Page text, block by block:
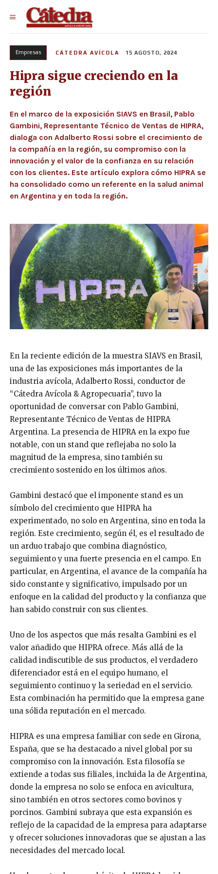
Empresas CÁTEDRA AVÍCOLA 15 AGOSTO, 2024
Hipra sigue creciendo en la
región
En el marco de la exposición SIAVS en Brasil, Pablo
Gambini, Representante Técnico de Ventas de HIPRA,
dialoga con Adalberto Rossi sobre el crecimiento de
la compañía en la región, su compromiso con la
innovación y el valor de la confianza en su relación
con los clientes. Este artículo explora cómo HIPRA se
ha consolidado como un referente en la salud animal
en Argentina y en toda la región.
En la reciente edición de la muestra SIAVS en Brasil,
una de las exposiciones más importantes de la
industria avícola, Adalberto Rossi, conductor de
“Cátedra Avícola & Agropecuaria”, tuvo la
oportunidad de conversar con Pablo Gambini,
Representante Técnico de Ventas de HIPRA
Argentina. La presencia de HIPRA en la expo fue
notable, con un stand que reflejaba no solo la
magnitud de la empresa, sino también su
crecimiento sostenido en los últimos años.
Gambini destacó que el imponente stand es un
símbolo del crecimiento que HIPRA ha
experimentado, no solo en Argentina, sino en toda la
región. Este crecimiento, según él, es el resultado de
un arduo trabajo que combina diagnóstico,
seguimiento y una fuerte presencia en el campo. En
particular, en Argentina, el avance de la compañía ha
sido constante y significativo, impulsado por un
enfoque en la calidad del producto y la confianza que
han sabido construir con sus clientes.
Uno de los aspectos que más resalta Gambini es el
valor añadido que HIPRA ofrece. Más allá de la
calidad indiscutible de sus productos, el verdadero
diferenciador está en el equipo humano, el
seguimiento continuo y la seriedad en el servicio.
Esta combinación ha permitido que la empresa gane
una sólida reputación en el mercado.
HIPRA es una empresa familiar con sede en Girona,
España, que se ha destacado a nivel global por su
compromiso con la innovación. Esta filosofía se
extiende a todas sus filiales, incluida la de Argentina,
donde la empresa no solo se enfoca en avicultura,
sino también en otros sectores como bovinos y
porcinos. Gambini subraya que esta expansión es
reflejo de la capacidad de la empresa para adaptarse
y ofrecer soluciones innovadoras que se ajustan a las
necesidades del mercado local.